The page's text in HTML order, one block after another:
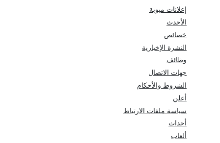
إعلانات مبوبة
الأحدث
خصائص
النشرة الإخبارية
وظائف
جهات الاتصال
الشروط والأحكام
أعلن
سياسة ملفات الارتباط
أحداث
ألعاب